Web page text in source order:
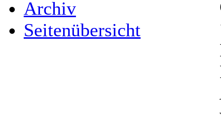
Archiv
Seitenübersicht